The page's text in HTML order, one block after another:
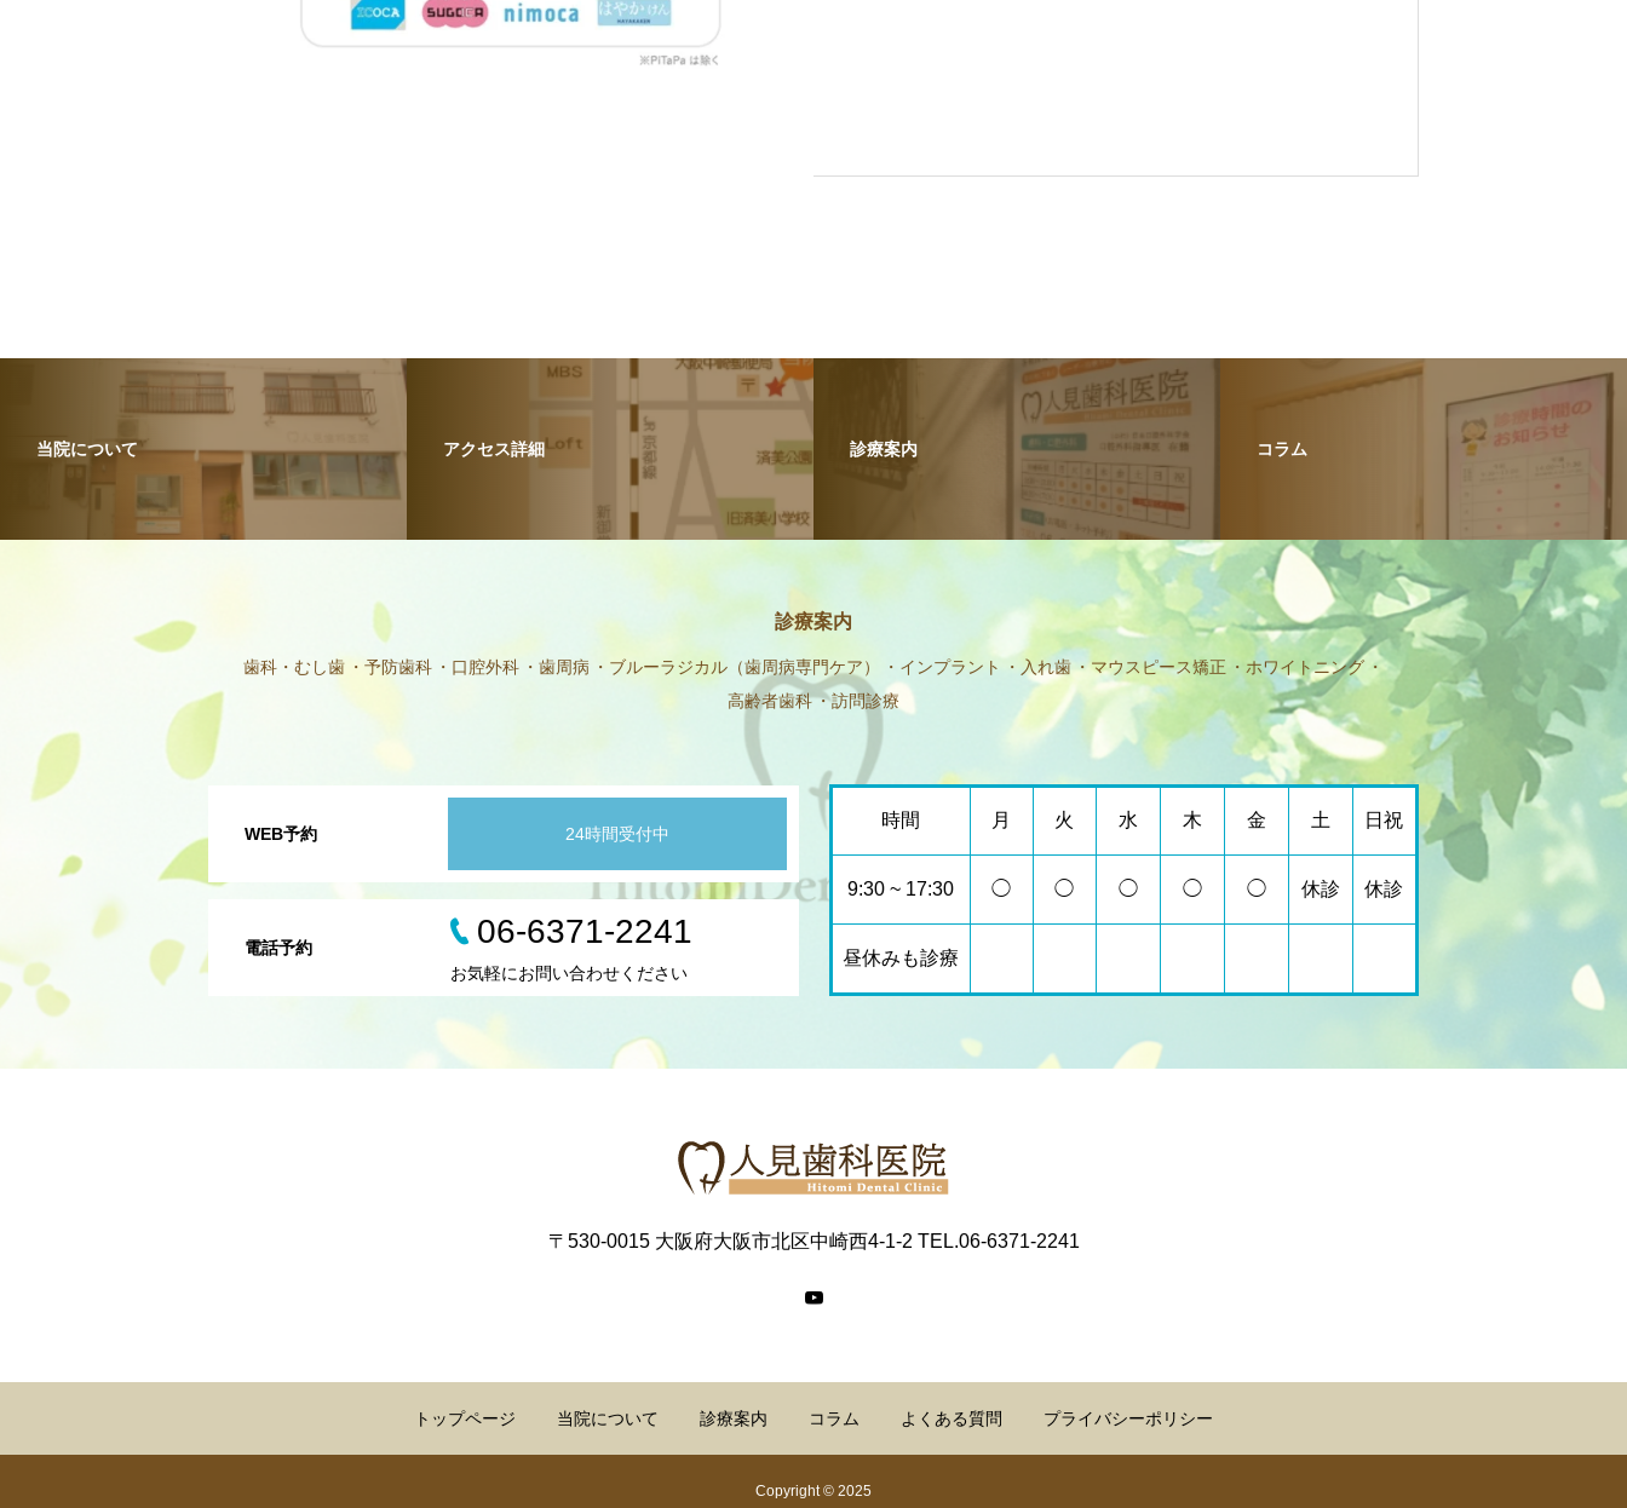
当院について アクセス詳細 診療案内 コラム
診療案内
歯科・むし歯 予防歯科 口腔外科 歯周病 ブルーラジカル（歯周病専門ケア） インプラント 入れ歯 マウスピース矯正
ホワイトニング
高齢者歯科
訪問診療
WEB予約 24時間受付中
電話予約 06-6371-2241
お気軽にお問い合わせください
時間 月 火 水 木 金 土 日祝
9:30 ~ 17:30 ◯ ◯ ◯ ◯ ◯ 休診 休診
昼休みも診療
〒530-0015 大阪府大阪市北区中崎西4-1-2 TEL.06-6371-2241
トップページ 当院について 診療案内 コラム よくある質問 プライバシーポリシー
Copyright © 2025